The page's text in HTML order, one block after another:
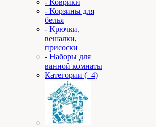
- Коврики
- Корзины для
белья
- Крючки,
вешалки,
присоски
- Наборы для
ванной комнаты
Категории (+4)